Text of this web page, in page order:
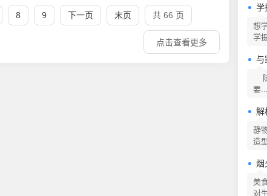
8 9 下一页 末页 共 66 页
点击查看更多
学
想
学
与
要...
解
静
造
烟
美
对